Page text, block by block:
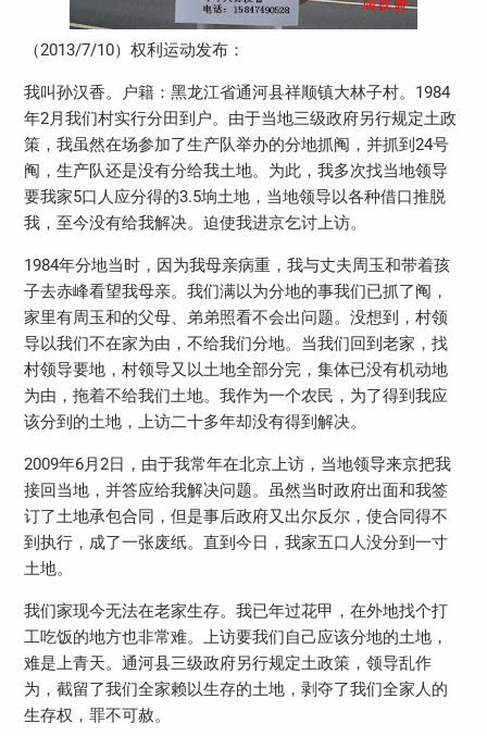
（2013/7/10）权利运动发布：
我叫孙汉香。户籍：黑龙江省通河县祥顺镇大林子村。 1984
年2月我们村实行分田到户。由于当地三级政府另行规定土政
策，我虽然在场参加了生产队举办的分地抓阄，并抓到 24号
阄，生产队还是没有分给我土地。为此，我多次找当地领导
要我家5口人应分得的3.5垧土地，当地领导以各种借口推脱
我，至今没有给我解决。迫使我进京乞讨上访。
1984年分地当时，因为我母亲病重，我与丈夫周玉和带着孩
子去赤峰看望我母亲。我们满以为分地的事我们已抓了阄，
家里有周玉和的父母、弟弟照看不会出问题。没想到，村领
导以我们不在家为由，不给我们分地。当我们回到老家，找
村领导要地，村领导又以土地全部分完，集体已没有机动地
为由，拖着不给我们土地。我作为一个农民，为了得到我应
该分到的土地，上访二十多年却没有得到解决。
2009年6月2日，由于我常年在北京上访，当地领导来京把我
接回当地，并答应给我解决问题。虽然当时政府出面和我签
订了土地承包合同，但是事后政府又出尔反尔，使合同得不
到执行，成了一张废纸。直到今日，我家五口人没分到一寸
土地。
我们家现今无法在老家生存。我已年过花甲，在外地找个打
工吃饭的地方也非常难。上访要我们自己应该分地的土地，
难是上青天。通河县三级政府另行规定土政策，领导乱作
为，截留了我们全家赖以生存的土地，剥夺了我们全家人的
生存权，罪不可赦。